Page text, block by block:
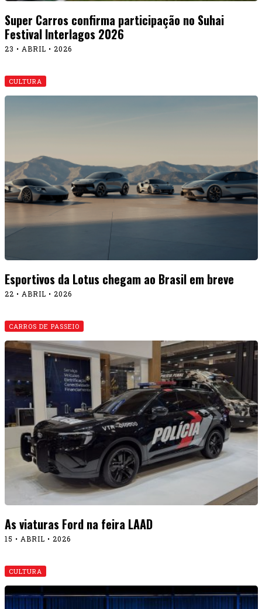
Super Carros confirma participação no Suhai
Festival Interlagos 2026
23 • ABRIL • 2026
CULTURA
Esportivos da Lotus chegam ao Brasil em breve
22 • ABRIL • 2026
CARROS DE PASSEIO
As viaturas Ford na feira LAAD
15 • ABRIL • 2026
CULTURA